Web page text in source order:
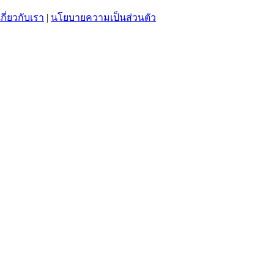
กี่ยวกับเรา | นโยบายความเป็นส่วนตัว